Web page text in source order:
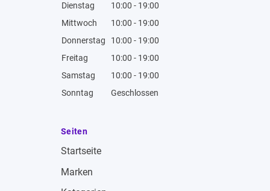
Dienstag
10:00 - 19:00
Mittwoch
10:00 - 19:00
Donnerstag
10:00 - 19:00
Freitag
10:00 - 19:00
Samstag
10:00 - 19:00
Sonntag
Geschlossen
Seiten
Startseite
Marken